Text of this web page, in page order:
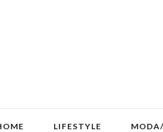
LIFESTYLE